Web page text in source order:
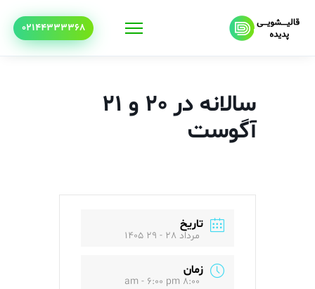
02144333368
سالانه در 20 و 21
آگوست
تاریخ
مرداد 28 - 29 1405
زمان
8:00 am - 6:00 pm